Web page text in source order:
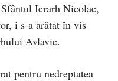
Ierarh Nicolae,
i s-a arătat în vis
Avlavie.
pentru nedreptatea